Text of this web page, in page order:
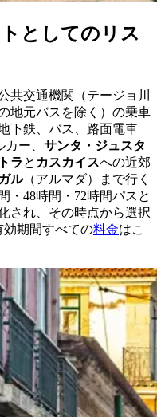
としてのリス
共交通機関（テージョ川
地元バスを除く）の乗車
下鉄、バス、路面電車
ー、 サンタ・ジュスタ
ラ と カスカイスへの近郊
ル（アルマダ）まで行く
・48時間・72時間パスと
され、その時点から選択
効期間すべての料金はこ